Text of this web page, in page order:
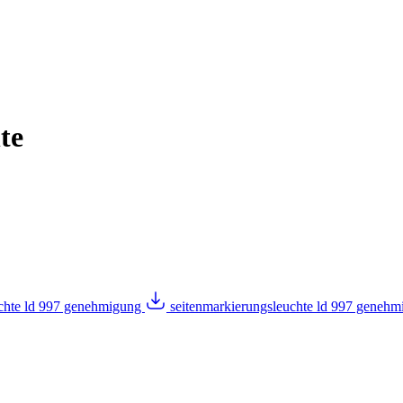
ld 997 genehmigung seitenmarkierungsleuchte ld 997